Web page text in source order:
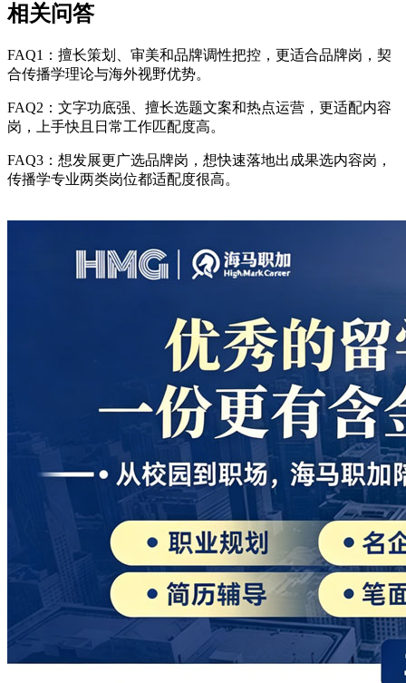
相关问答
FAQ1：擅长策划、审美和品牌调性把控，更适合品牌岗，契
合传播学理论与海外视野优势。
FAQ2：文字功底强、擅长选题文案和热点运营，更适配内容
岗，上手快且日常工作匹配度高。
FAQ3：想发展更广选品牌岗，想快速落地出成果选内容岗，
传播学专业两类岗位都适配度很高。